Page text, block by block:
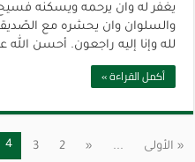
يغفر له وان يرحمه ويسكنه فسيح
والسلوان وان يحشره مع الصّديقين
لله وإنا إليه راجعون. أحسن
أكمل القراءة »
« الأولى ...
«
2
3
4